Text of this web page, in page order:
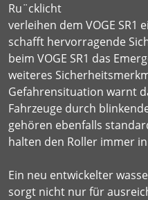
Ru¨cklicht
verleihen dem VOGE SR1
schafft hervorragende
beim VOGE SR1 das
weiteres
Gefahrensituation warnt
Fahrzeuge durch
gehören ebenfalls
halten den Roller immer
Ein neu entwickelter
sorgt nicht nur für